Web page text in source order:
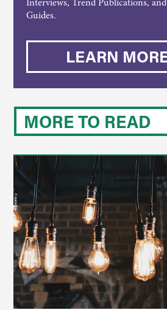
Guides.
LEARN
MORE TO READ